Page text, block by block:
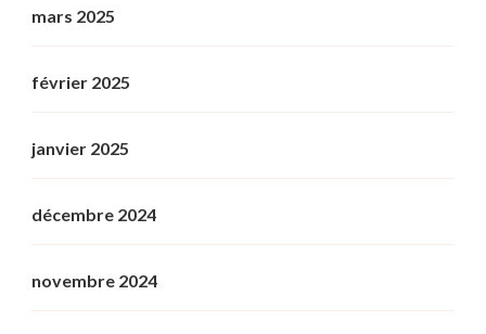
mars 2025
février 2025
janvier 2025
décembre 2024
novembre 2024